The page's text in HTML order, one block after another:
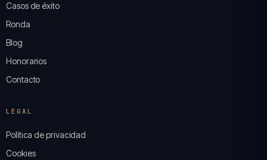
Casos de éxito
Ronda
Blog
Honorarios
Contacto
LEGAL
Política de privacidad
Cookies